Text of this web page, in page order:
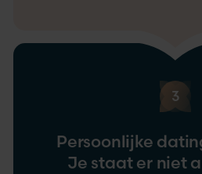
3
Persoonlijke
Je staat er niet